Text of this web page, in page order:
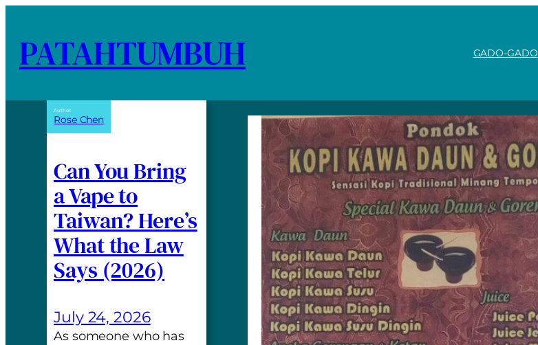
PATAHTUMBUH GADO-GADO
Author:
Rose Chen
Can You Bring
a Vape to
Taiwan? Here’s
What the Law
Says (2026)
July 24, 2026
As someone who has